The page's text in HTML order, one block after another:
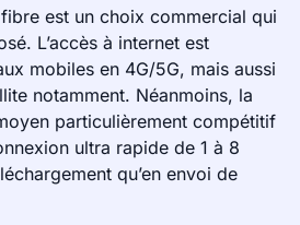
est un choix commercial qui
L’accès à internet est
mobiles en 4G/5G, mais aussi
notamment. Néanmoins, la
particulièrement compétitif
ultra rapide de 1 à 8
qu’en envoi de